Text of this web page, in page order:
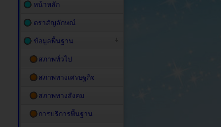
หน้าหลัก
ตราสัญลักษณ์
ข้อมูลพื้นฐาน
สภาพทั่วไป
สภาพทางเศรษฐกิจ
สภาพทางสังคม
การบริการพื้นฐาน